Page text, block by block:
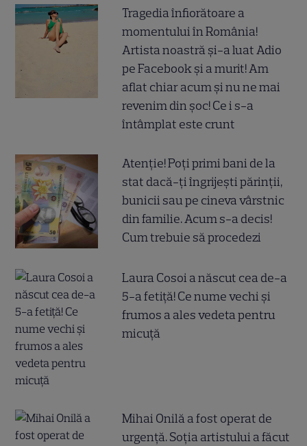
Tragedia înfiorătoare a
momentului în România!
Artista noastră și-a luat Adio
pe Facebook și a murit! Am
aflat chiar acum și nu ne mai
revenim din șoc! Ce i s-a
întâmplat este crunt
Atenție! Poți primi bani de la
stat dacă-ți îngrijești părinții,
bunicii sau pe cineva vârstnic
din familie. Acum s-a decis!
Cum trebuie să procedezi
Laura Cosoi a născut cea de-a
5-a fetiță! Ce nume vechi și
frumos a ales vedeta pentru
micuță
Mihai Onilă a fost operat de
urgență. Soția artistului a făcut